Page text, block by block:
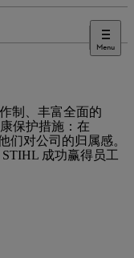
Menu
制、丰富全面的
保护措施：在
们对公司的归属感。
成功赢得员工